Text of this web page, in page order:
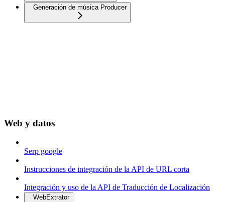
Generación de música Producer
Web y datos
Serp google
Instrucciones de integración de la API de URL corta
Integración y uso de la API de Traducción de Localización
WebExtrator